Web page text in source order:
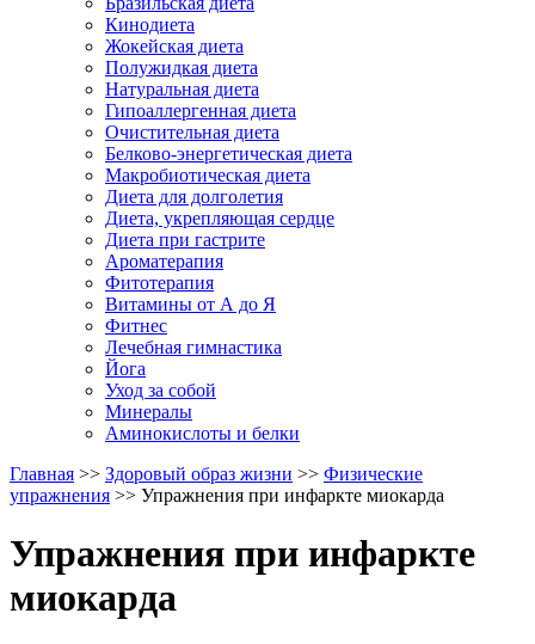
Кинодиета
Жокейская диета
Полужидкая диета
Натуральная диета
Гипоаллергенная диета
Очистительная диета
Белково-энергетическая диета
Макробиотическая диета
Диета для долголетия
Диета, укрепляющая сердце
Диета при гастрите
Ароматерапия
Фитотерапия
Витамины от А до Я
Фитнес
Лечебная гимнастика
Йога
Уход за собой
Минералы
Аминокислоты и белки
Главная >> Здоровый образ жизни >> Физические
упражнения >> Упражнения при инфаркте миокарда
Упражнения при инфаркте
миокарда